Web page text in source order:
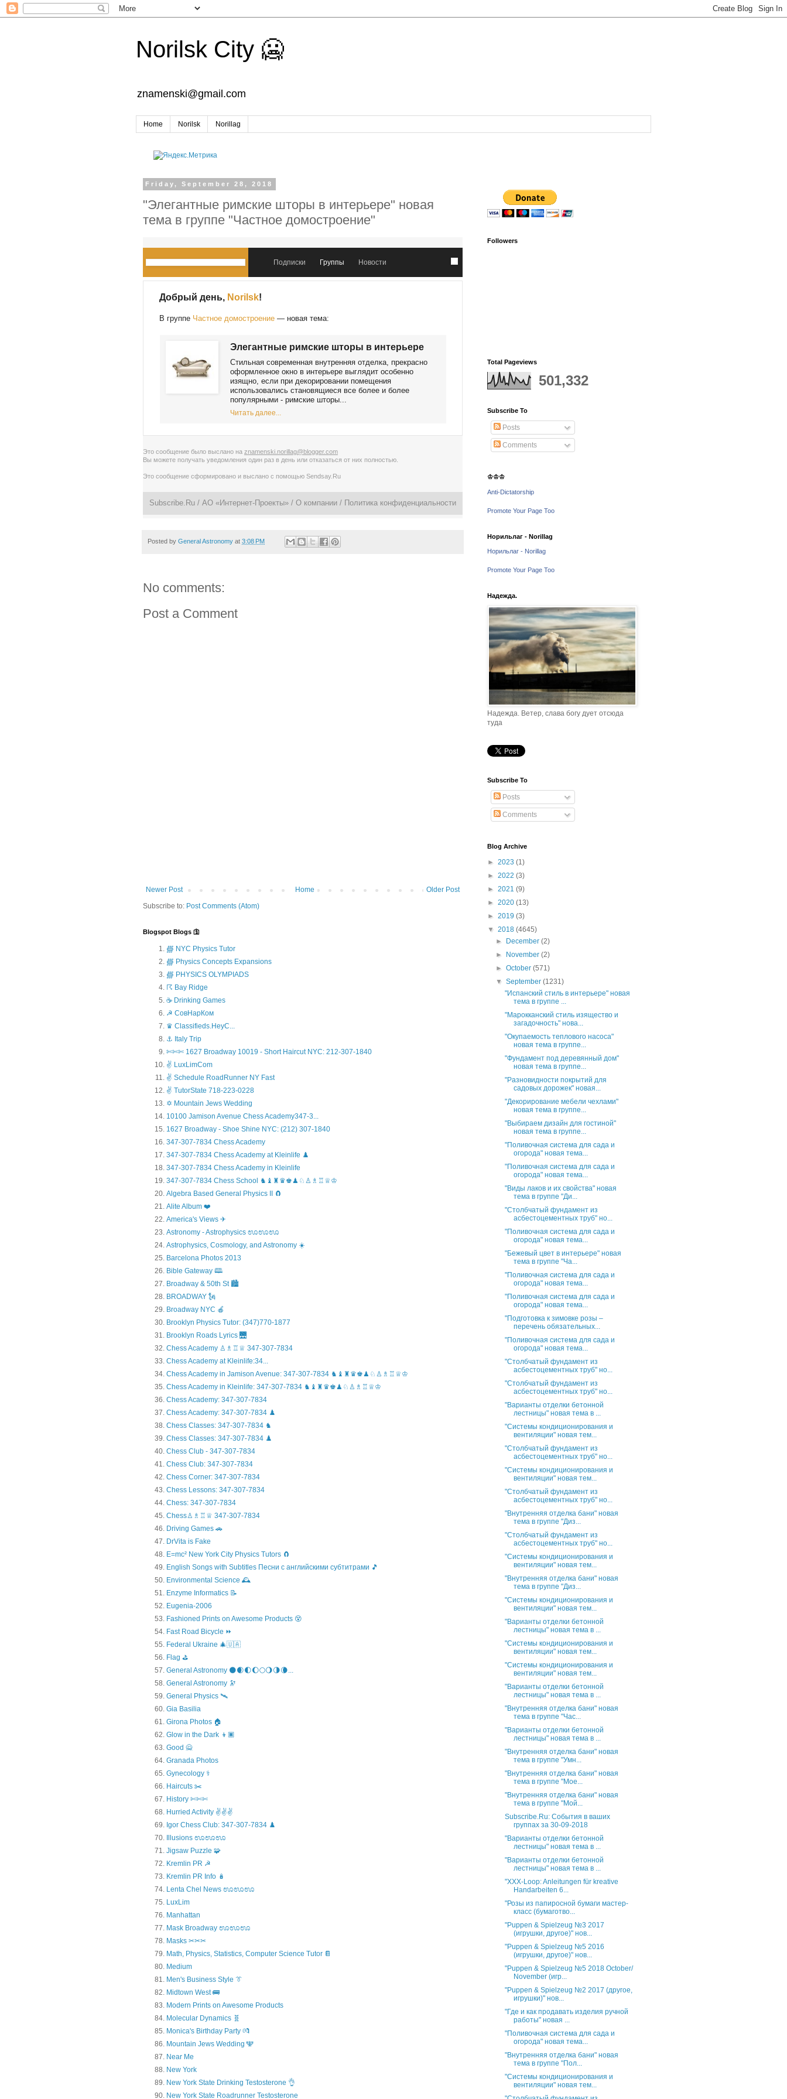
Norilsk City 🥶
znamenski@gmail.com
Home Norilsk Norillag
Friday, September 28, 2018
"Элегантные римские шторы в интерьере" новая
тема в группе "Частное домостроение"
Подписки Группы Новости
Добрый день, Norilsk!
В группе Частное домостроение — новая тема:
Элегантные римские шторы в интерьере
Стильная современная внутренняя отделка, прекрасно
оформленное окно в интерьере выглядит особенно
изящно, если при декорировании помещения
использовались становящиеся все более и более
популярными - римские шторы...
Читать далее...
Это сообщение было выслано на znamenski.norillag@blogger.com
Вы можете получать уведомления один раз в день или отказаться от них полностью
Это сообщение сформировано и выслано с помощью Sendsay.Ru
Subscribe.Ru / АО «Интернет-Проекты» / О компании / Политика конфиденциальности
Posted by General Astronomy at 3:08 PM
No comments:
Post a Comment
Newer Post Older Post
Home
Subscribe to: Post Comments (Atom)
Blogspot Blogs 🛐
∰ NYC Physics Tutor
∰ Physics Concepts Expansions
∰ PHYSICS OLYMPIADS
☈ Bay Ridge
☕ Drinking Games
☭ СовНарКом
♛ Classifieds.HeyC...
⚓ Italy Trip
✄✄✄ 1627 Broadway 10019 - Short Haircut NYC: 212-307-1840
✌ LuxLimCom
✌ Schedule RoadRunner NY Fast
✌ TutorState 718-223-0228
✡ Mountain Jews Wedding
10100 Jamison Avenue Chess Academy347-3...
1627 Broadway - Shoe Shine NYC: (212) 307-1840
347-307-7834 Chess Academy
347-307-7834 Chess Academy at Kleinlife ♟️
347-307-7834 Chess Academy in Kleinlife
347-307-7834 Chess School ♞♝♜♛♚♟♘♙♗♖♕♔
Algebra Based General Physics II 🧲
Alite Album ❤️
America's Views ✈
Astronomy - Astrophysics ಊಊಊ
Astrophysics, Cosmology, and Astronomy ☀️
Barcelona Photos 2013
Bible Gateway 🕮
Broadway & 50th St 🏙️
BROADWAY 🗽
Broadway NYC 🍎
Brooklyn Physics Tutor: (347)770-1877
Brooklyn Roads Lyrics 🌉
Chess Academy ♙♗♖♕ 347-307-7834
Chess Academy at Kleinlife:34...
Chess Academy in Jamison Avenue: 347-307-7834 ♞♝♜♛♚♟♘♙♗♖♕♔
Chess Academy in Kleinlife: 347-307-7834 ♞♝♜♛♚♟♘♙♗♖♕♔
Chess Academy: 347-307-7834
Chess Academy: 347-307-7834 ♟️
Chess Classes: 347-307-7834 ♞
Chess Classes: 347-307-7834 ♟️
Chess Club - 347-307-7834
Chess Club: 347-307-7834
Chess Corner: 347-307-7834
Chess Lessons: 347-307-7834
Chess: 347-307-7834
Chess♙♗♖♕ 347-307-7834
Driving Games 🚗
DrVita is Fake
E=mc² New York City Physics Tutors 🧲
English Songs with Subtitles Песни с английскими субтитрами 🎵
Environmental Science 🕰️
Enzyme Informatics 📝
Eugenia-2006
Fashioned Prints on Awesome Products 😵
Fast Road Bicycle ⏩
Federal Ukraine 🎄🇺🇦
Flag ⛳
General Astronomy 🌑🌒🌓🌔🌕🌖🌗🌘...
General Astronomy 🔭
General Physics 🛰
Gia Basilia
Girona Photos 🏠
Glow in the Dark 👦🏿
Good 🙅
Granada Photos
Gynecology ⚕️
Haircuts ✂️
History ✄✄✄
Hurried Activity ✌✌✌
Igor Chess Club: 347-307-7834 ♟️
Illusions ಊಊಊ
Jigsaw Puzzle 🧩
Kremlin PR ☭
Kremlin PR Info 🪆
Lenta Chel News ಊಊಊ
LuxLim
Manhattan
Mask Broadway ಊಊಊ
Masks ✂✂✂
Math, Physics, Statistics, Computer Science Tutor 📔
Medium
Men's Business Style 👔
Midtown West 🚌
Modern Prints on Awesome Products
Molecular Dynamics 🧬
Monica's Birthday Party 💏
Mountain Jews Wedding 🕎
Near Me
New York
New York State Drinking Testosterone 👌
New York State Roadrunner Testosterone
Followers
Total Pageviews
501,332
Subscribe To
Posts
Comments
♔♔♔
Anti-Dictatorship
Promote Your Page Too
Норильлаг - Norillag
Норильлаг - Norillag
Promote Your Page Too
Надежда.
Надежда. Ветер, слава богу дует отсюда
туда
Subscribe To
Posts
Comments
Blog Archive
► 2023 (1)
► 2022 (3)
► 2021 (9)
► 2020 (13)
► 2019 (3)
▼ 2018 (4645)
►
December(2)
►
November(2)
►October(571)
▼September(1231)
"Испанский стиль в интерьере" новая
тема в группе ...
"Марокканский стиль изящество и
загадочность" нова...
"Окупаемость теплового насоса"
новая тема в группе...
"Фундамент под деревянный дом"
новая тема в группе...
"Разновидности покрытий для
садовых дорожек" новая...
"Декорирование мебели чехлами"
новая тема в группе...
"Выбираем дизайн для гостиной"
новая тема в группе...
"Поливочная система для сада и
огорода" новая тема...
"Поливочная система для сада и
огорода" новая тема...
"Виды лаков и их свойства" новая
тема в группе "Ди...
"Столбчатый фундамент из
асбестоцементных труб" но...
"Поливочная система для сада и
огорода" новая тема...
"Бежевый цвет в интерьере" новая
тема в группе "Ча...
"Поливочная система для сада и
огорода" новая тема...
"Поливочная система для сада и
огорода" новая тема...
"Подготовка к зимовке розы –
перечень обязательных...
"Поливочная система для сада и
огорода" новая тема...
"Столбчатый фундамент из
асбестоцементных труб" но...
"Столбчатый фундамент из
асбестоцементных труб" но...
"Варианты отделки бетонной
лестницы" новая тема в ...
"Системы кондиционирования и
вентиляции" новая тем...
"Столбчатый фундамент из
асбестоцементных труб" но...
"Системы кондиционирования и
вентиляции" новая тем...
"Столбчатый фундамент из
асбестоцементных труб" но...
"Внутренняя отделка бани" новая
тема в группе "Диз...
"Столбчатый фундамент из
асбестоцементных труб" но...
"Системы кондиционирования и
вентиляции" новая тем...
"Внутренняя отделка бани" новая
тема в группе "Диз...
"Системы кондиционирования и
вентиляции" новая тем...
"Варианты отделки бетонной
лестницы" новая тема в ...
"Системы кондиционирования и
вентиляции" новая тем...
"Системы кондиционирования и
вентиляции" новая тем...
"Варианты отделки бетонной
лестницы" новая тема в ...
"Внутренняя отделка бани" новая
тема в группе "Час...
"Варианты отделки бетонной
лестницы" новая тема в ...
"Внутренняя отделка бани" новая
тема в группе "Умн...
"Внутренняя отделка бани" новая
тема в группе "Мое...
"Внутренняя отделка бани" новая
тема в группе "Мой...
Subscribe.Ru: События в ваших
группах за 30-09-2018
"Варианты отделки бетонной
лестницы" новая тема в ...
"Варианты отделки бетонной
лестницы" новая тема в ...
"XXX-Loop: Anleitungen für kreative
Handarbeiten 6...
"Розы из папиросной бумаги мастер-
класс (бумаготво...
"Puppen & Spielzeug №3 2017
(игрушки, другое)" нов...
"Puppen & Spielzeug №5 2016
(игрушки, другое)" нов...
"Puppen & Spielzeug №5 2018 October/
November (игр...
"Puppen & Spielzeug №2 2017 (другое,
игрушки)" нов...
"Где и как продавать изделия ручной
работы" новая ...
"Поливочная система для сада и
огорода" новая тема...
"Внутренняя отделка бани" новая
тема в группе "Пол...
"Системы кондиционирования и
вентиляции" новая тем...